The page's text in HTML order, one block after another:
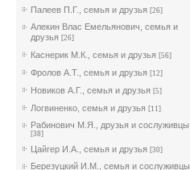
Палеев П.Г., семья и друзья [26]
Алекин Влас Емельянович, семья и
друзья [26]
Каснерик М.К., семья и друзья [56]
Фролов А.Т., семья и друзья [12]
Новиков А.Г., семья и друзья [5]
Логвиненко, семья и друзья [11]
Рабинович М.Я., друзья и сослуживцы
[38]
Цайгер И.А., семья и друзья [30]
Березуцкий И.М., семья и сослуживцы